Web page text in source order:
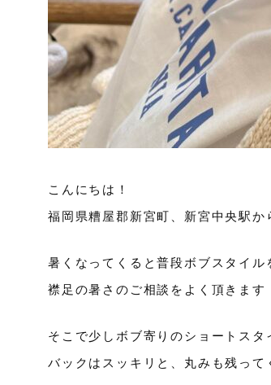
こんにちは！
福岡県糟屋郡新宮町、新宮中央駅か
暑くなってくると普段ボブスタイル
襟足の暑さのご相談をよく頂きます
そこで少しボブ寄りのショートスタ
バックはスッキリと、丸みも残って